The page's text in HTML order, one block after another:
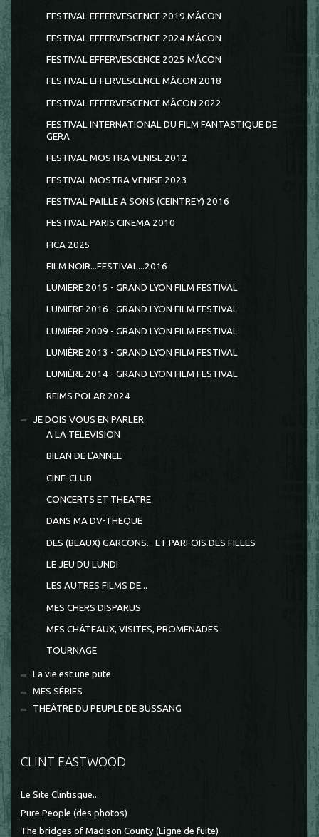
FESTIVAL EFFERVESCENCE 2019 MÂCON
FESTIVAL EFFERVESCENCE 2024 MÂCON
FESTIVAL EFFERVESCENCE 2025 MÂCON
FESTIVAL EFFERVESCENCE MÂCON 2018
FESTIVAL EFFERVESCENCE MÂCON 2022
FESTIVAL INTERNATIONAL DU FILM FANTASTIQUE DE
GERA
FESTIVAL MOSTRA VENISE 2012
FESTIVAL MOSTRA VENISE 2023
FESTIVAL PAILLE A SONS (CEINTREY) 2016
FESTIVAL PARIS CINEMA 2010
FICA 2025
FILM NOIR...FESTIVAL...2016
LUMIERE 2015 - GRAND LYON FILM FESTIVAL
LUMIERE 2016 - GRAND LYON FILM FESTIVAL
LUMIÈRE 2009 - GRAND LYON FILM FESTIVAL
LUMIÈRE 2013 - GRAND LYON FILM FESTIVAL
LUMIÈRE 2014 - GRAND LYON FILM FESTIVAL
REIMS POLAR 2024
JE DOIS VOUS EN PARLER
A LA TELEVISION
BILAN DE L'ANNEE
CINE-CLUB
CONCERTS ET THEATRE
DANS MA DV-THEQUE
DES (BEAUX) GARCONS... ET PARFOIS DES FILLES
LE JEU DU LUNDI
LES AUTRES FILMS DE...
MES CHERS DISPARUS
MES CHÂTEAUX, VISITES, PROMENADES
TOURNAGE
La vie est une pute
MES SÉRIES
THEÂTRE DU PEUPLE DE BUSSANG
CLINT EASTWOOD
Le Site Clintisque...
Pure People (des photos)
The bridges of Madison County (Ligne de fuite)